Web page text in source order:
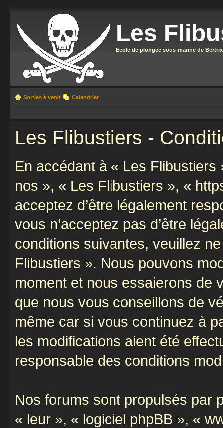
Les
Ecole de plongée sous-marine de Bertrix
Sorties à venir Calendrier
Les Flibustiers -
En accédant à « Les
nos », « Les Flibustiers », «
acceptez d’être légalement
vous n’acceptez pas d’être
conditions suivantes, veuillez
Flibustiers ». Nous pouvons
moment et nous essaierons de
que nous vous conseillons de
même car si vous continuez à
les modifications aient été
responsable des conditions
Nos forums sont propulsés par
« leur », « logiciel phpBB », «